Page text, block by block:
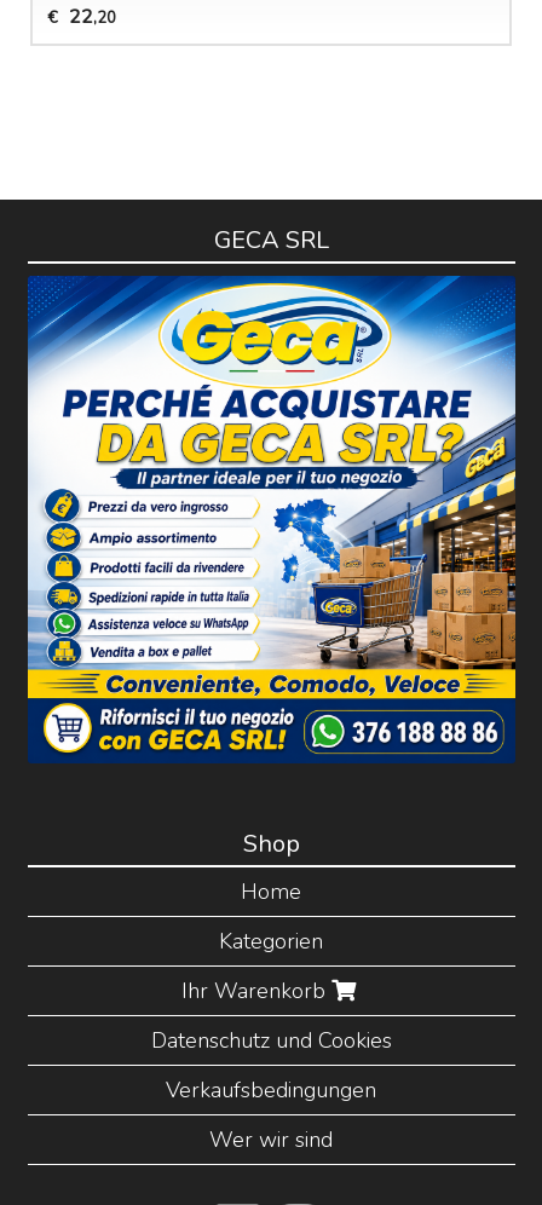
€ 22,20
GECA SRL
Shop
Home
Kategorien
Ihr Warenkorb
Datenschutz und Cookies
Verkaufsbedingungen
Wer wir sind